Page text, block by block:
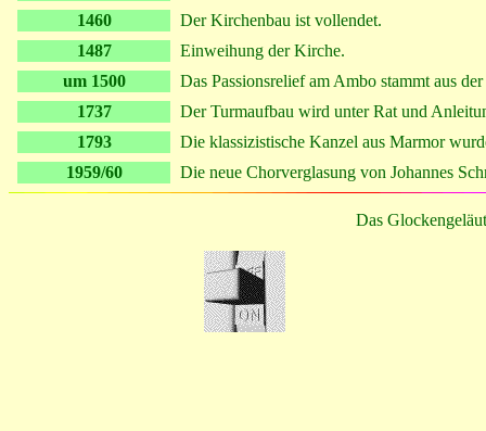
1460
Der Kirchenbau ist vollendet.
1487
Einweihung der Kirche.
um 1500
Das Passionsrelief am Ambo stammt aus
1737
Der Turmaufbau wird unter Rat und
1793
Die klassizistische Kanzel aus Marmor
1959/60
Die neue Chorverglasung von Johannes
Das